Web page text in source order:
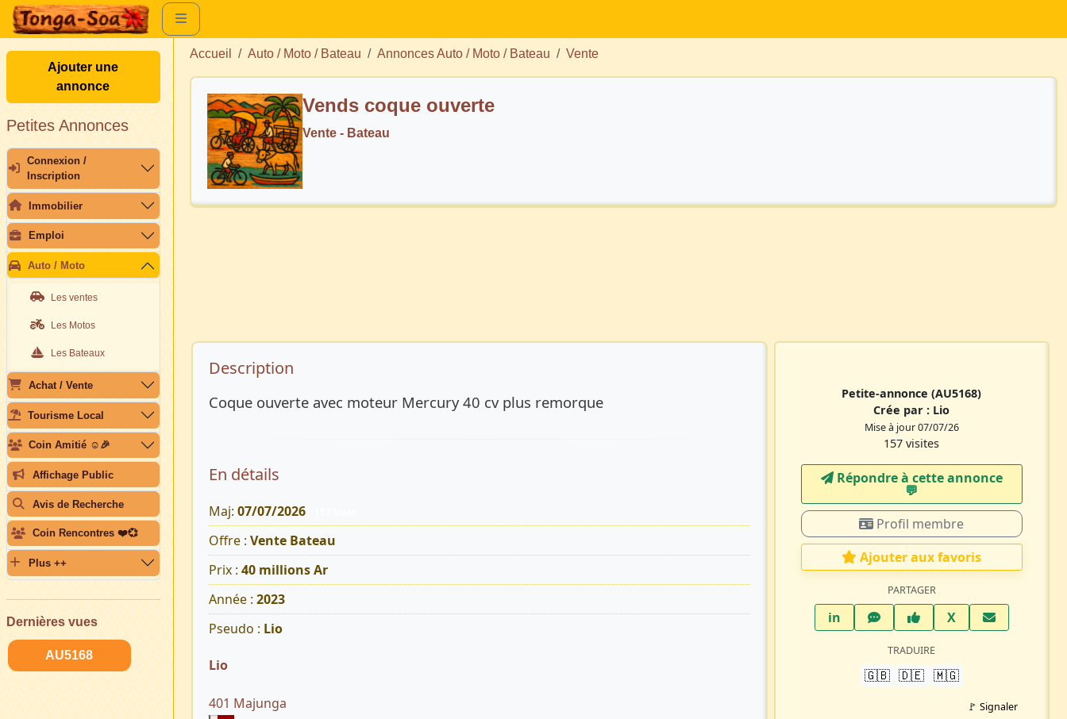
Ajouter une
annonce
Petites Annonces
Connexion /
Inscription
Immobilier
Emploi
Auto / Moto
Les ventes
Les Motos
Les Bateaux
Achat / Vente
Tourisme Local
Coin Amitié ☺️🎉
Affichage Public
Avis de Recherche
Coin Rencontres ❤️💞
Plus ++
Dernières vues
AU5168
Accueil Auto / Moto / Bateau Annonces Auto / Moto / Bateau Vente
Vends coque ouverte
Vente - Bateau
Description de l’annonce
Description
Coque ouverte avec moteur Mercury 40 cv plus remorque
En détails
Maj: 07/07/2026
Offre : Vente Bateau
Prix : 40 millions Ar
Année : 2023
Pseudo : Lio
Lio
401 Majunga
Petite-annonce(AU5168)
Crée par : Lio
Mise à jour 07/07/26
157 visites
Répondre à cette annonce
💬​
Profil membre
Ajouter aux favoris
PARTAGER
inLinkedInWhatsAppFacebook
XTwitter X
TRADUIRE
🇬🇧 🇩🇪 🇲🇬
🚩 Signaler